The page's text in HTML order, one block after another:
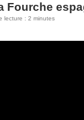
Fourche
lecture : 2 minutes